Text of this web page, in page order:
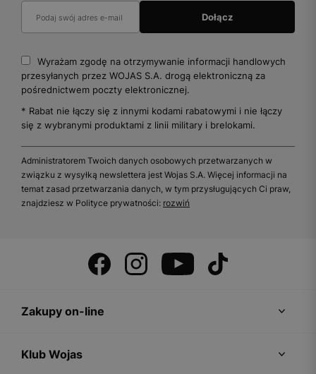
Wyrażam zgodę na otrzymywanie informacji handlowych
przesyłanych przez WOJAS S.A. drogą elektroniczną za
pośrednictwem poczty elektronicznej.
* Rabat nie łączy się z innymi kodami rabatowymi i nie łączy
się z wybranymi produktami z linii military i brelokami.
Administratorem Twoich danych osobowych przetwarzanych w
związku z wysyłką newslettera jest Wojas S.A. Więcej informacji na
temat zasad przetwarzania danych, w tym przysługujących Ci praw,
znajdziesz w Polityce prywatności: rozwiń
Zakupy on-line
Klub Wojas